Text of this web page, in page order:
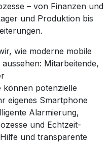
– von Finanzen und
und Produktion bis
wie moderne mobile
Mitarbeitende,
können potenzielle
eigenes Smartphone
Alarmierung,
und Echtzeit-
und transparente